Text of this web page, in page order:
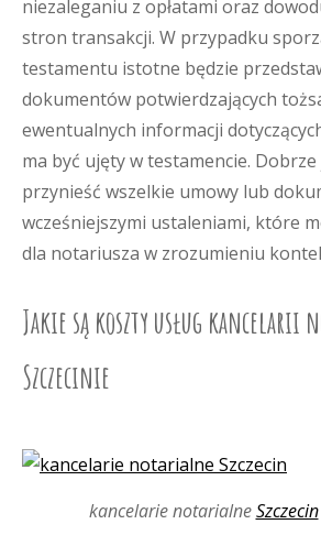
niezaleganiu z opłatami oraz
stron transakcji. W przypadku
testamentu istotne będzie
dokumentów potwierdzających
ewentualnych informacji
ma być ujęty w testamencie.
przynieść wszelkie umowy lub
wcześniejszymi ustaleniami, które
dla notariusza w zrozumieniu
Jakie są koszty usług kancelarii
Szczecinie
kancelarie notarialneSzczecin